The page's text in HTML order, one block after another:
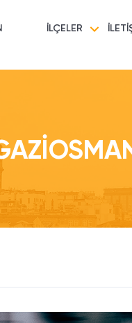
İLÇELER